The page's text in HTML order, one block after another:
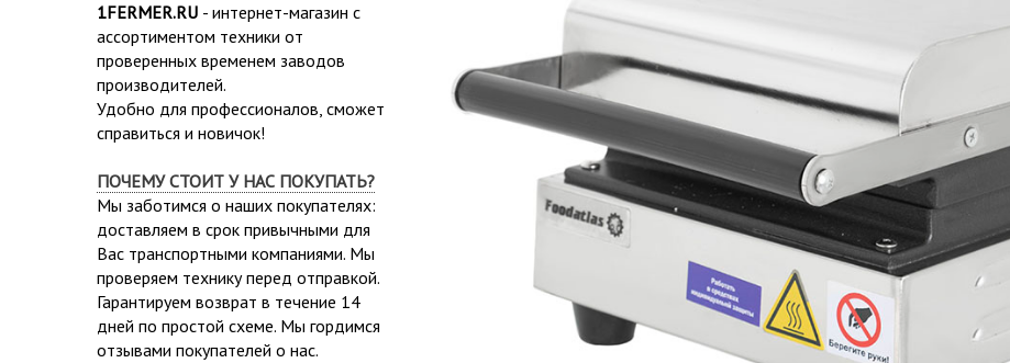
1FERMER.RU - интернет-магазин с
ассортиментом техники от
проверенных временем заводов
производителей.
Удобно для профессионалов, сможет
справиться и новичок!
ПОЧЕМУ СТОИТ У НАС ПОКУПАТЬ?
Мы заботимся о наших покупателях:
доставляем в срок привычными для
Вас транспортными компаниями. Мы
проверяем технику перед отправкой.
Гарантируем возврат в течение 14
дней по простой схеме. Мы гордимся
отзывами покупателей о нас.